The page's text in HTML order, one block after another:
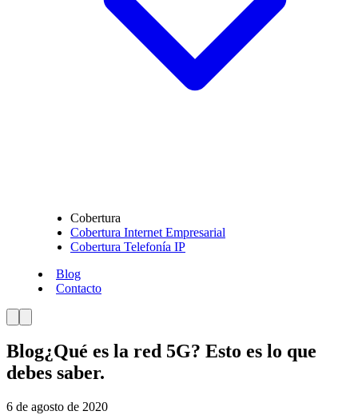
Cobertura
Cobertura Internet Empresarial
Cobertura Telefonía IP
Blog
Contacto
Blog¿Qué es la red 5G? Esto es lo que
debes saber.
6 de agosto de 2020